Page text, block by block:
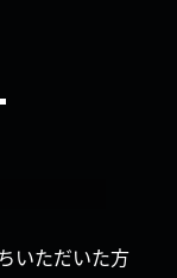
いただいた方